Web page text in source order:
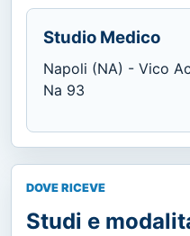
Studio Medico
Napoli (NA) - Vico
Na 93
DOVE RICEVE
Studi e